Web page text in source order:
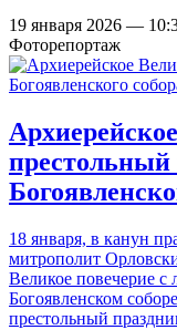
19 января 2026 —
Фоторепортаж
престольный
18 января, в канун
митрополит
Великое повечерие с
Богоявленском
престольный